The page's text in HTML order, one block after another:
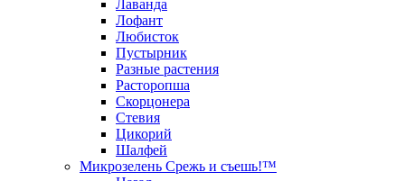
Лаванда
Лофант
Любисток
Пустырник
Разные растения
Расторопша
Скорцонера
Стевия
Цикорий
Шалфей
Микрозелень Срежь и съешь!™